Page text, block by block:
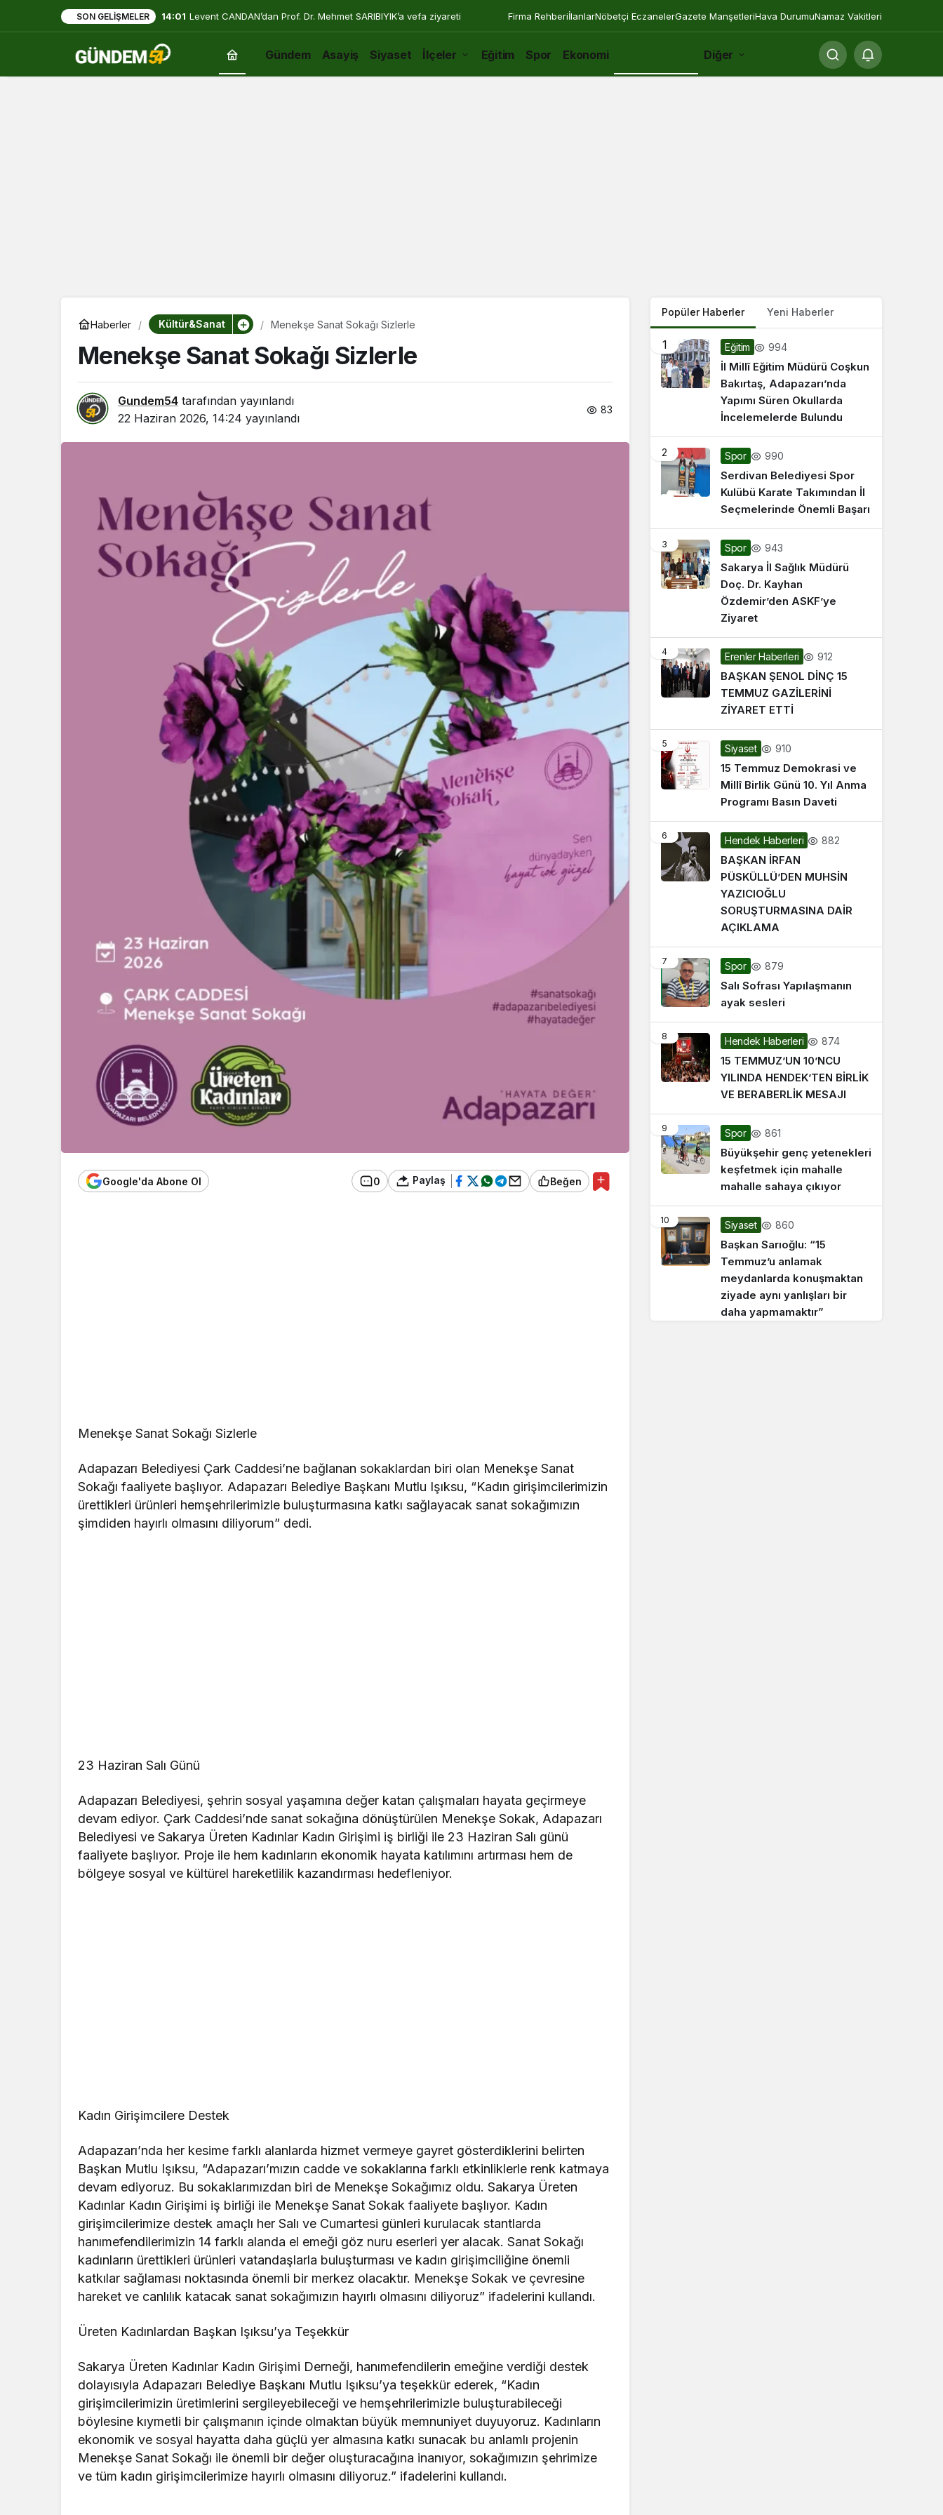
SON GELIŞMELER 14:01 Levent CANDAN’dan Prof. Dr. Mehmet SARIBIYIK’a vefa ziyareti Firma RehberiİlanlarNöbetçi EczanelerGazete ManşetleriHava DurumuNamaz Vakitleri
Gündem Asayiş Siyaset İlçeler Eğitim Spor Ekonomi Diğer
Haberler Kültür&Sanat Menekşe Sanat Sokağı Sizlerle
Menekşe Sanat Sokağı Sizlerle
Gundem54 tarafından yayınlandı
22 Haziran 2026, 14:24 yayınlandı
83
Google'da Abone Ol 0 Paylaş Beğen
Menekşe Sanat Sokağı Sizlerle
Adapazarı Belediyesi Çark Caddesi’ne bağlanan sokaklardan biri olan Menekşe Sanat
Sokağı faaliyete başlıyor. Adapazarı Belediye Başkanı Mutlu Işıksu, “Kadın girişimcilerimizin
ürettikleri ürünleri hemşehrilerimizle buluşturmasına katkı sağlayacak sanat sokağımızın
şimdiden hayırlı olmasını diliyorum” dedi.
23 Haziran Salı Günü
Adapazarı Belediyesi, şehrin sosyal yaşamına değer katan çalışmaları hayata geçirmeye
devam ediyor. Çark Caddesi’nde sanat sokağına dönüştürülen Menekşe Sokak, Adapazarı
Belediyesi ve Sakarya Üreten Kadınlar Kadın Girişimi iş birliği ile 23 Haziran Salı günü
faaliyete başlıyor. Proje ile hem kadınların ekonomik hayata katılımını artırması hem de
bölgeye sosyal ve kültürel hareketlilik kazandırması hedefleniyor.
Kadın Girişimcilere Destek
Adapazarı’nda her kesime farklı alanlarda hizmet vermeye gayret gösterdiklerini belirten
Başkan Mutlu Işıksu, “Adapazarı’mızın cadde ve sokaklarına farklı etkinliklerle renk katmaya
devam ediyoruz. Bu sokaklarımızdan biri de Menekşe Sokağımız oldu. Sakarya Üreten
Kadınlar Kadın Girişimi iş birliği ile Menekşe Sanat Sokak faaliyete başlıyor. Kadın
girişimcilerimize destek amaçlı her Salı ve Cumartesi günleri kurulacak stantlarda
hanımefendilerimizin 14 farklı alanda el emeği göz nuru eserleri yer alacak. Sanat Sokağı
kadınların ürettikleri ürünleri vatandaşlarla buluşturması ve kadın girişimciliğine önemli
katkılar sağlaması noktasında önemli bir merkez olacaktır. Menekşe Sokak ve çevresine
hareket ve canlılık katacak sanat sokağımızın hayırlı olmasını diliyoruz” ifadelerini kullandı.
Üreten Kadınlardan Başkan Işıksu’ya Teşekkür
Sakarya Üreten Kadınlar Kadın Girişimi Derneği, hanımefendilerin emeğine verdiği destek
dolayısıyla Adapazarı Belediye Başkanı Mutlu Işıksu’ya teşekkür ederek, “Kadın
girişimcilerimizin üretimlerini sergileyebileceği ve hemşehrilerimizle buluşturabileceği
böylesine kıymetli bir çalışmanın içinde olmaktan büyük memnuniyet duyuyoruz. Kadınların
ekonomik ve sosyal hayatta daha güçlü yer almasına katkı sunacak bu anlamlı projenin
Menekşe Sanat Sokağı ile önemli bir değer oluşturacağına inanıyor, sokağımızın şehrimize
ve tüm kadın girişimcilerimize hayırlı olmasını diliyoruz.” ifadelerini kullandı.
Popüler Haberler Yeni Haberler
1 Eğitim 994
İl Millî Eğitim Müdürü Coşkun
Bakırtaş, Adapazarı’nda
Yapımı Süren Okullarda
İncelemelerde Bulundu
2 Spor 990
Serdivan Belediyesi Spor
Kulübü Karate Takımından İl
Seçmelerinde Önemli Başarı
3 Spor 943
Sakarya İl Sağlık Müdürü
Doç. Dr. Kayhan
Özdemir’den ASKF’ye
Ziyaret
4 Erenler Haberleri 912
BAŞKAN ŞENOL DİNÇ 15
TEMMUZ GAZİLERİNİ
ZİYARET ETTİ
5 Siyaset 910
15 Temmuz Demokrasi ve
Millî Birlik Günü 10. Yıl Anma
Programı Basın Daveti
6 Hendek Haberleri 882
BAŞKAN İRFAN
PÜSKÜLLÜ’DEN MUHSİN
YAZICIOĞLU
SORUŞTURMASINA DAİR
AÇIKLAMA
7 Spor 879
Salı Sofrası Yapılaşmanın
ayak sesleri
8 Hendek Haberleri 874
15 TEMMUZ’UN 10’NCU
YILINDA HENDEK’TEN BİRLİK
VE BERABERLİK MESAJI
9 Spor 861
Büyükşehir genç yetenekleri
keşfetmek için mahalle
mahalle sahaya çıkıyor
10 Siyaset 860
Başkan Sarıoğlu: “15
Temmuz’u anlamak
meydanlarda konuşmaktan
ziyade aynı yanlışları bir
daha yapmamaktır”